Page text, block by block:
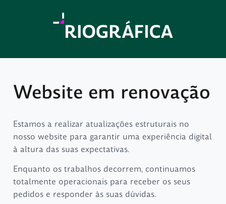
Website em renovação
Estamos a realizar atualizações estruturais no
nosso website para garantir uma experiência digital
à altura das suas expectativas.
Enquanto os trabalhos decorrem, continuamos
totalmente operacionais para receber os seus
pedidos e responder às suas dúvidas.